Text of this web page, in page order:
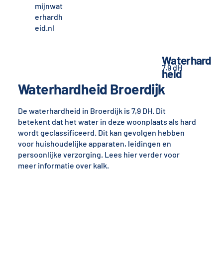
mijnwat
erhardh
eid.nl
Waterhardheid Broerdijk
De waterhardheid in Broerdijk is 7,9 DH. Dit
betekent dat het water in deze woonplaats als hard
wordt geclassificeerd. Dit kan gevolgen hebben
voor huishoudelijke apparaten, leidingen en
persoonlijke verzorging. Lees hier verder voor
meer informatie over kalk.
Waterhard
heid
7,9 dH